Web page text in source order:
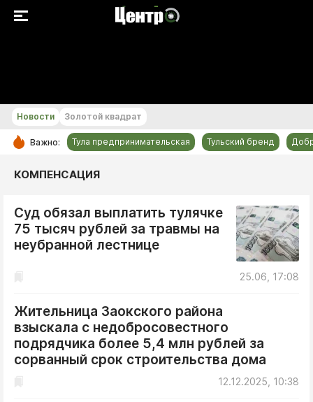
РУБРИКИ
Культура
Происшествия
ДоброЦентр
Голодный шпион
Новости Золотой квадрат
Важно: Тула предпринимательская Тульский бренд
КОМПЕНСАЦИЯ
Суд обязал выплатить тулячке
75 тысяч рублей за травмы на
неубранной лестнице
25.06, 17:08
Жительница Заокского района
взыскала с недобросовестного
подрядчика более 5,4 млн рублей за
сорванный срок строительства дома
12.12.2025, 10:38